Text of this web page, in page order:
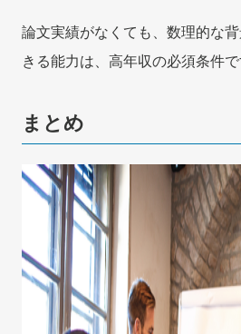
論文実績がなくても、数理的な
きる能力は、高年収の必須条件で
まとめ